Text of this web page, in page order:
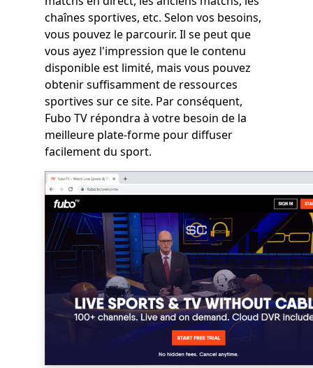
chaînes sportives, etc. Selon vos besoins,
vous pouvez le parcourir. Il se peut que
vous ayez l'impression que le contenu
disponible est limité, mais vous pouvez
obtenir suffisamment de ressources
sportives sur ce site. Par conséquent,
Fubo TV répondra à votre besoin de la
meilleure plate-forme pour diffuser
facilement du sport.